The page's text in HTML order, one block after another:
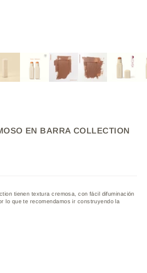
EN BARRA COLLECTION
tienen textura cremosa, con fácil difuminación
lo que te recomendamos ir construyendo la